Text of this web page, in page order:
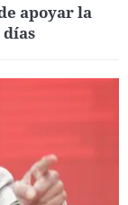
apoyar la